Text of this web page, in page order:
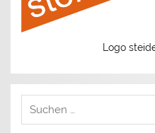
Logo